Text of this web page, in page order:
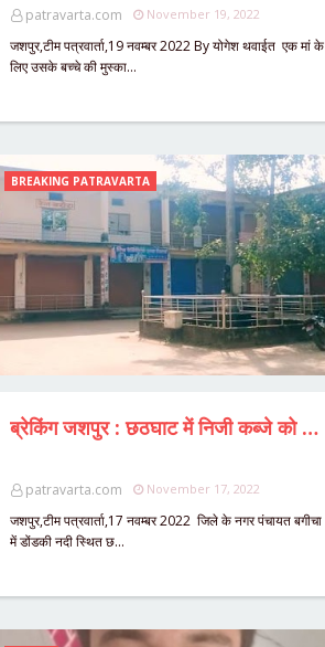
patravarta.com November 19, 2022
जशपुर,टीम पत्रवार्ता,19 नवम्बर 2022 By योगेश थवाईत एक मां के
लिए उसके बच्चे की मुस्का…
BREAKING PATRAVARTA
ब्रेकिंग जशपुर : छठघाट में निजी कब्जे को लेकर बगीचा नगर पूर्णतः बंद,स्थानीय नागरिकों ने जताया विरोध,कहा 50 साल से मना रहे छठ,नदी की 24 एकड़ भूमि की हो जाँच,सार्वजनिक प्रयोजन के लिए उपयोग में आने वाली भूमि पर कब्जे के विरुद्ध लामबंद हुए नागरिक।
patravarta.com November 17, 2022
जशपुर,टीम पत्रवार्ता,17 नवम्बर 2022 जिले के नगर पंचायत बगीचा
में डोंडकी नदी स्थित छ…